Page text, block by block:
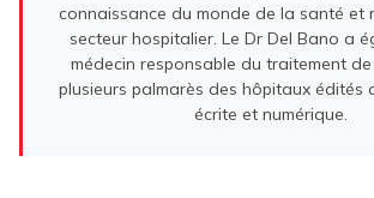
connaissance du monde de la santé et
secteur hospitalier. Le Dr Del Bano a
médecin responsable du traitement
plusieurs palmarès des hôpitaux édités
écrite et numérique.